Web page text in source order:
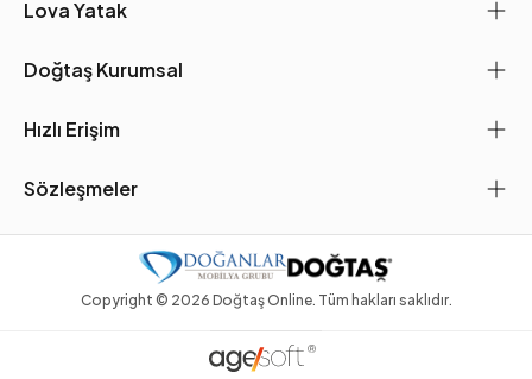
Lova Yatak
Doğtaş Kurumsal
Hızlı Erişim
Sözleşmeler
Copyright © 2026 Doğtaş Online. Tüm hakları saklıdır.